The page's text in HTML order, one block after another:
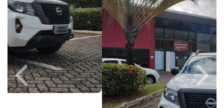
Previous Next